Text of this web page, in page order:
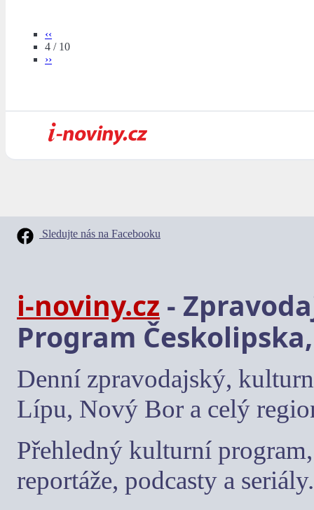
‹‹
4 / 10
››
Sledujte nás na Facebooku
i-noviny.cz -
Program
Denní zpravodajský,
Lípu, Nový Bor a celý
Přehledný kulturní
reportáže, podcasty a seriály.